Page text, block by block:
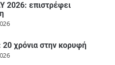
2026: επιστρέφει
20 χρόνια στην κορυφή